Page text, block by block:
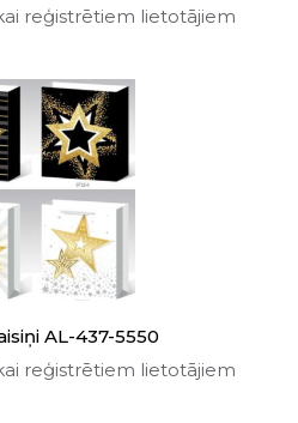
reģistrētiem lietotājiem
AL-437-5550
reģistrētiem lietotājiem